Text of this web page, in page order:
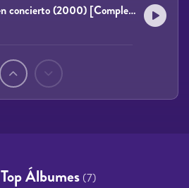
Carlos Núñez en concierto (2000) [Completo]
Top Álbumes (7)